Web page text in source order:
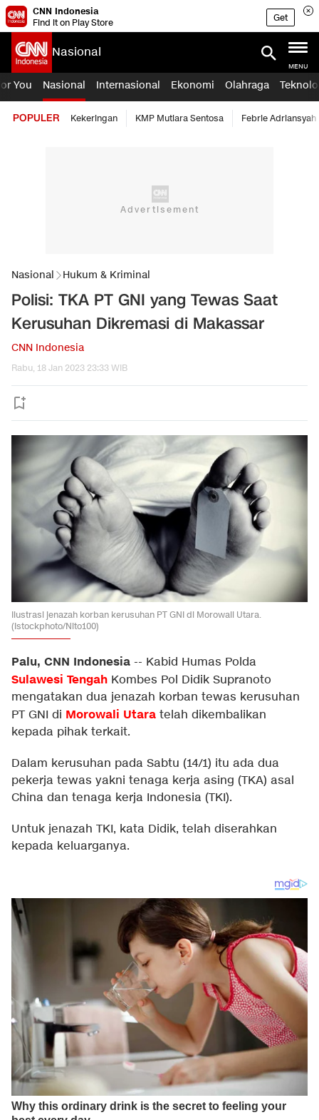
CNN Indonesia
Find it on Play Store
Get
Nasional
MENU
You Nasional Internasional Ekonomi Olahraga
POPULER Kekeringan KMP Mutiara Sentosa Febrie Adriansyah
Nasional Hukum & Kriminal
Polisi: TKA PT GNI yang Tewas Saat
Kerusuhan Dikremasi di Makassar
CNN Indonesia
Rabu, 18 Jan 2023 23:33 WIB
Ilustrasi jenazah korban kerusuhan PT GNI di Morowali Utara.
(Istockphoto/Nito100)
Palu, CNN Indonesia -- Kabid Humas Polda
Sulawesi Tengah Kombes Pol Didik Supranoto
mengatakan dua jenazah korban tewas kerusuhan
PT GNI di Morowali Utara telah dikembalikan
kepada pihak terkait.
Dalam kerusuhan pada Sabtu (14/1) itu ada dua
pekerja tewas yakni tenaga kerja asing (TKA) asal
China dan tenaga kerja Indonesia (TKI).
Untuk jenazah TKI, kata Didik, telah diserahkan
kepada keluarganya.